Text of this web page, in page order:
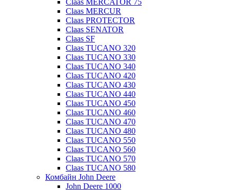
Claas MERCATOR 75
Claas MERCUR
Claas PROTECTOR
Claas SENATOR
Claas SF
Claas TUCANO 320
Claas TUCANO 330
Claas TUCANO 340
Claas TUCANO 420
Claas TUCANO 430
Claas TUCANO 440
Claas TUCANO 450
Claas TUCANO 460
Claas TUCANO 470
Claas TUCANO 480
Claas TUCANO 550
Claas TUCANO 560
Claas TUCANO 570
Claas TUCANO 580
Комбайн John Deere
John Deere 1000